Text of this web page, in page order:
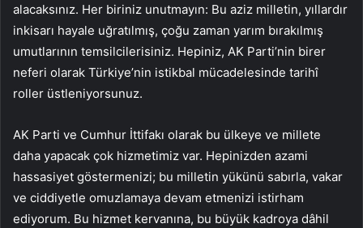
alacaksınız. Her biriniz unutmayın: Bu aziz milletin, yıllardır
inkisarı hayale uğratılmış, çoğu zaman yarım bırakılmış
umutlarının temsilcilerisiniz. Hepiniz, AK Parti’nin birer
neferi olarak Türkiye’nin istikbal mücadelesinde tarihî
roller üstleniyorsunuz.
AK Parti ve Cumhur İttifakı olarak bu ülkeye ve millete
daha yapacak çok hizmetimiz var. Hepinizden azami
hassasiyet göstermenizi; bu milletin yükünü sabırla, vakar
ve ciddiyetle omuzlamaya devam etmenizi istirham
ediyorum. Bu hizmet kervanına, bu büyük kadroya dâhil